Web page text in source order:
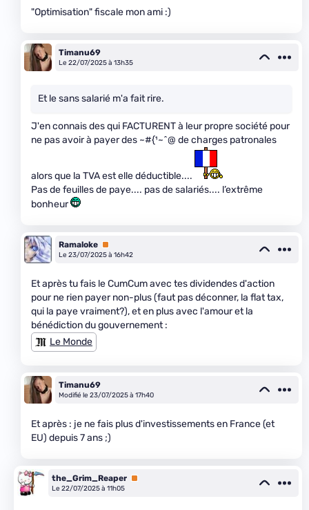
"Optimisation" fiscale mon ami :)
Timanu69
Le 22/07/2025 à 13h35
Et le sans salarié m'a fait rire.
J'en connais des qui FACTURENT à leur propre société pour
ne pas avoir à payer des ~#{¹~^@ de charges patronales
alors que la TVA est elle déductible....
Pas de feuilles de paye.... pas de salariés.... l’extrême
bonheur
Ramaloke Premium
Le 23/07/2025 à 16h42
Et après tu fais le CumCum avec tes dividendes d'action
pour ne rien payer non-plus (faut pas déconner, la flat tax,
qui la paye vraiment?), et en plus avec l'amour et la
bénédiction du gouvernement :
Le Monde
Timanu69
Modifié le 23/07/2025 à 17h40
Et après : je ne fais plus d'investissements en France (et
EU) depuis 7 ans ;)
the_Grim_Reaper Premium
Le 22/07/2025 à 11h05